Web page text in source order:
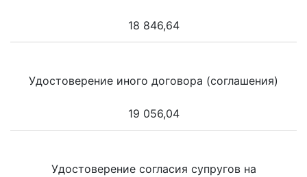
18 846,64
Удостоверение иного договора (соглашения)
19 056,04
Удостоверение согласия супругов на